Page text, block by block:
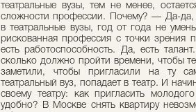
театральные вузы, тем не менее,
сложности профессии. Почему? — Да-да,
в театральные вузы, год от года не
рискованная профессия с точки зрения
есть работоспособность. Да, есть
сколько должно пройти времени, чтобы
заметили, чтобы пригласили на ту
театральный вуз, попадает в театр. И
своему театру: как пригласить
удобно? В Москве снять квартиру